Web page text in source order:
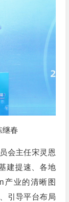
继春
会主任宋灵恩
建提速、各地
产业的清晰图
引导平台布局